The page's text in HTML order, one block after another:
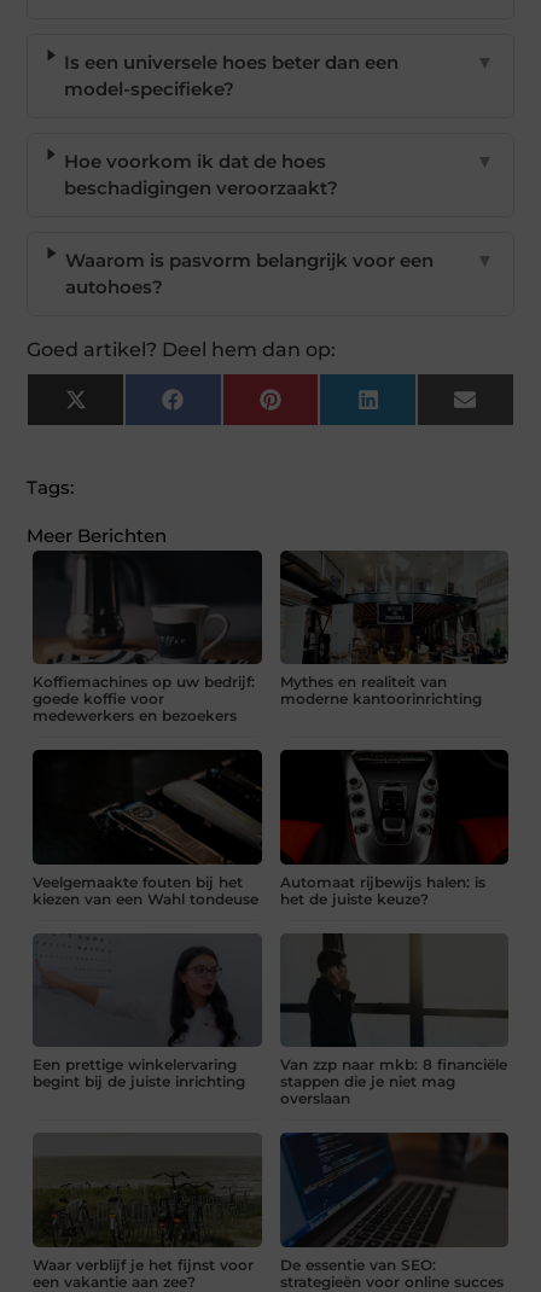
Is een universele hoes beter dan een
model-specifieke?
▼
Hoe voorkom ik dat de hoes
beschadigingen veroorzaakt?
▼
Waarom is pasvorm belangrijk voor een
autohoes?
▼
Goed artikel? Deel hem dan op:
X
(Twitter)
FacebookPinterest LinkedIn Email
Tags:
Meer Berichten
Koffiemachines op uw bedrijf:
goede koffie voor
medewerkers en bezoekers
Mythes en realiteit van
moderne kantoorinrichting
Veelgemaakte fouten bij het
kiezen van een Wahl tondeuse
Automaat rijbewijs halen: is
het de juiste keuze?
Een prettige winkelervaring
begint bij de juiste inrichting
Van zzp naar mkb: 8 financiële
stappen die je niet mag
overslaan
Waar verblijf je het fijnst voor
een vakantie aan zee?
De essentie van SEO:
strategieën voor online succes